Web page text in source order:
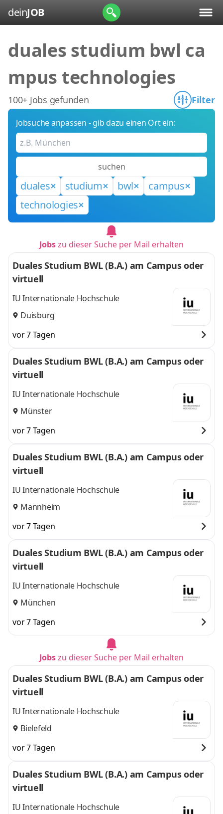
deinJOB
duales studium bwl ca
mpus technologies
100+ Jobs gefunden Filter
Jobsuche anpassen - gib dazu einen Ort ein:
suchen
duales studium bwl
campus
technologies
Jobszu dieser Suche per Mail erhalten
Duales Studium BWL (B.A.) am Campus oder
virtuell
IU Internationale Hochschule
Duisburg
vor 7 Tagen
Duales Studium BWL (B.A.) am Campus oder
virtuell
IU Internationale Hochschule
Münster
vor 7 Tagen
Duales Studium BWL (B.A.) am Campus oder
virtuell
IU Internationale Hochschule
Mannheim
vor 7 Tagen
Duales Studium BWL (B.A.) am Campus oder
virtuell
IU Internationale Hochschule
München
vor 7 Tagen
Jobszu dieser Suche per Mail erhalten
Duales Studium BWL (B.A.) am Campus oder
virtuell
IU Internationale Hochschule
Bielefeld
vor 7 Tagen
Duales Studium BWL (B.A.) am Campus oder
virtuell
IU Internationale Hochschule